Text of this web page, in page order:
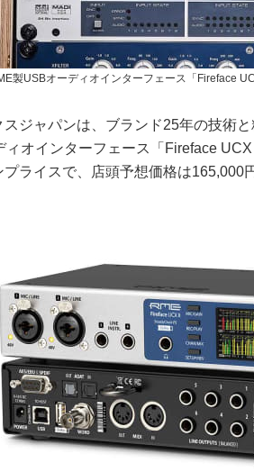
製USBオーディオインターフェース「Fireface
スジャパンは、ブランド25年の技術
ィオインターフェース「Fireface
ライスで、店頭予想価格は165,000